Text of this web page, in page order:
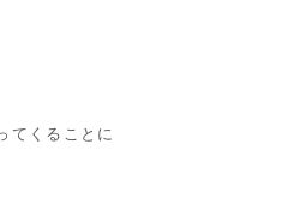
てくることに